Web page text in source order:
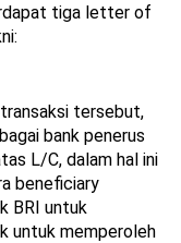
tiga letter of
tersebut,
bank penerus
L/C, dalam hal ini
beneficiary
BRI untuk
untuk memperoleh